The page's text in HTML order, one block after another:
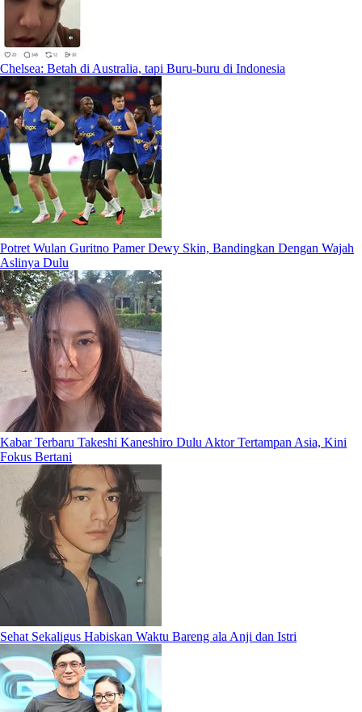
Chelsea: Betah di Australia, tapi Buru-buru di Indonesia
Potret Wulan Guritno Pamer Dewy Skin, Bandingkan Dengan Wajah
Aslinya Dulu
Kabar Terbaru Takeshi Kaneshiro Dulu Aktor Tertampan Asia, Kini
Fokus Bertani
Sehat Sekaligus Habiskan Waktu Bareng ala Anji dan Istri